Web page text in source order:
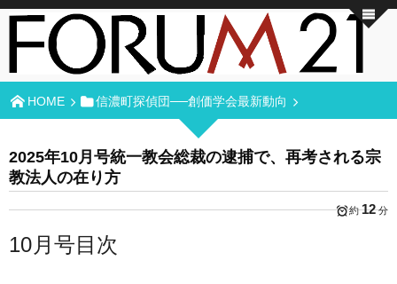
HOME 信濃町探偵団──創価学会最新動向
2025年10月号統一教会総裁の逮捕で、再考される宗
教法人の在り方
約12分
10月号目次